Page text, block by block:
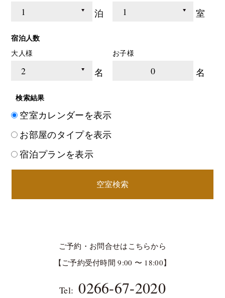
泊 室
宿泊人数
大人様
名
お子様
0 名
検索結果
空室カレンダーを表示
お部屋のタイプを表示
宿泊プランを表示
空室検索
ご予約・お問合せはこちらから
【ご予約受付時間 9:00 〜 18:00】
Tel: 0266-67-2020